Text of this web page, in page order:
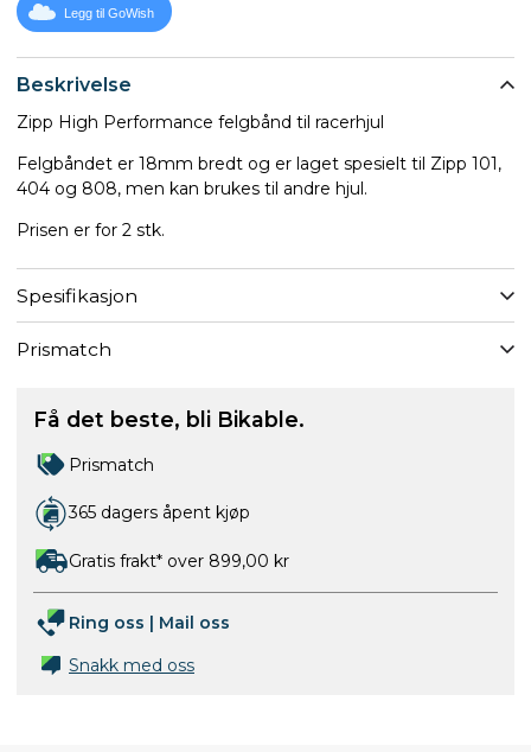
Beskrivelse
Zipp High Performance felgbånd til racerhjul
Felgbåndet er 18mm bredt og er laget spesielt til Zipp 101,
404 og 808, men kan brukes til andre hjul.
Prisen er for 2 stk.
Spesifikasjon
Prismatch
Legg til GoWish
Få det beste, bli Bikable.
Prismatch
365 dagers åpent kjøp
Gratis frakt* over 899,00 kr
Ring oss | Mail oss
Snakk med oss